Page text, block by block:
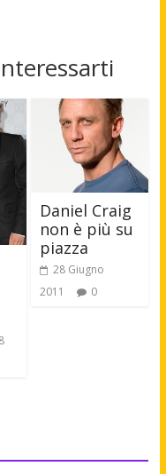
Daniel Craig
non è più su
piazza
28 Giugno
2011
0